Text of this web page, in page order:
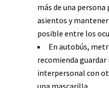
más de una persona
asientos y
posible entre los
En autobús,
recomienda guardar
interpersonal con
una mascarilla.